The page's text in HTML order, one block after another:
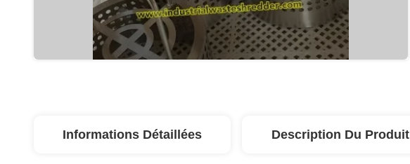
Informations Détaillées Description Du Produit